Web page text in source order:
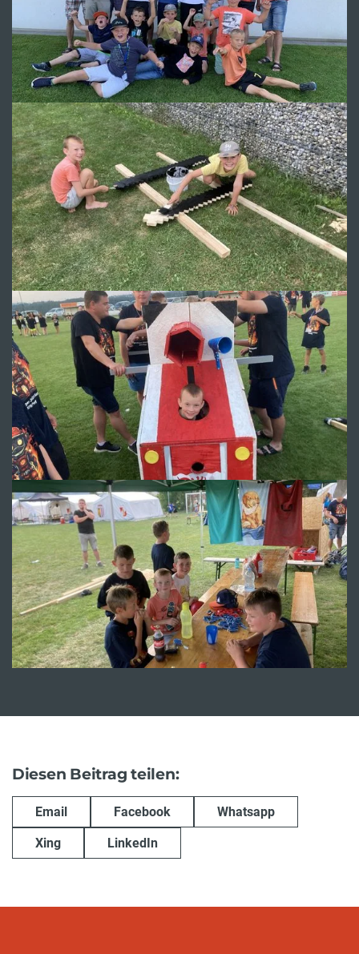
Diesen Beitrag teilen:
Email Facebook Whatsapp
Xing LinkedIn